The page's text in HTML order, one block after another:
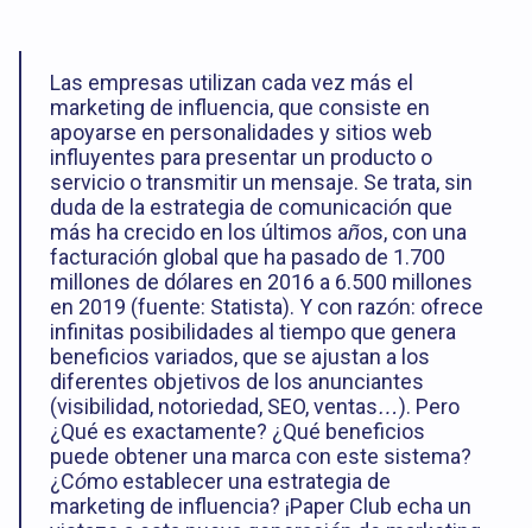
Las empresas utilizan cada vez más el
marketing de influencia, que consiste en
apoyarse en personalidades y sitios web
influyentes para presentar un producto o
servicio o transmitir un mensaje. Se trata, sin
duda de la estrategia de comunicación que
más ha crecido en los últimos años, con una
facturación global que ha pasado de 1.700
millones de dólares en 2016 a 6.500 millones
en 2019 (fuente: Statista). Y con razón: ofrece
infinitas posibilidades al tiempo que genera
beneficios variados, que se ajustan a los
diferentes objetivos de los anunciantes
(visibilidad, notoriedad, SEO, ventas…). Pero
¿Qué es exactamente? ¿Qué beneficios
puede obtener una marca con este sistema?
¿Cómo establecer una estrategia de
marketing de influencia? ¡Paper Club echa un